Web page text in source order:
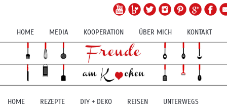
HOME MEDIA KOOPERATION ÜBER MICH KONTAKT
HOME REZEPTE DIY + DEKO REISEN UNTERWEGS